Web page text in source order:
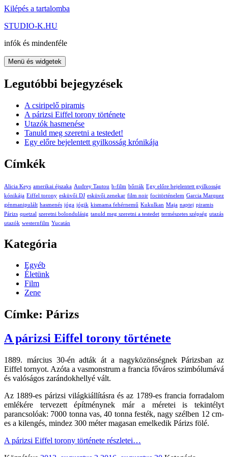
Kilépés a tartalomba
STUDIO-K.HU
infók és mindenféle
Menü és widgetek
Legutóbbi bejegyzések
A csiripelő piramis
A párizsi Eiffel torony története
Utazók hasmenése
Tanuld meg szeretni a testedet!
Egy előre bejelentett gyilkosság krónikája
Címkék
Alicia Keys amerikai éjszaka Audrey Tautou b-film bőrrák Egy előre bejelentett gyilkosság
kónikája Eiffel torony esküvői DJ esküvői zenekar film noir focitörténelem Garcia Marquez
génmanipulált hasmenés jóga jógik kismama fehérnemű Kukulkan Maja naptej piramis
Párizs quetzal szeretni bolondulásig tanuld meg szeretni a testedet természetes szépség utazás
utazók westernfilm Yucatán
Kategória
Egyéb
Életünk
Film
Zene
Címke: Párizs
A párizsi Eiffel torony története
1889. március 30-én adták át a nagyközönségnek Párizsban az
Eiffel tornyot. Azóta a vasmonstrum a francia főváros szimbólumává
és valóságos zarándokhellyé vált.
Az 1889-es párizsi világkiállításra és az 1789-es francia forradalom
emlékére tervezett építménynek már a méretei is tekintélyt
parancsolóak: 7000 tonna vas, 40 tonna festék, nagy szélben 12 cm-
es a kilengés, mindez 300 méter magasan emelkedik Párizs fölé.
A párizsi Eiffel torony története részletei…